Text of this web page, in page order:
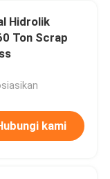
Hidrolik
Ton Scrap
kami